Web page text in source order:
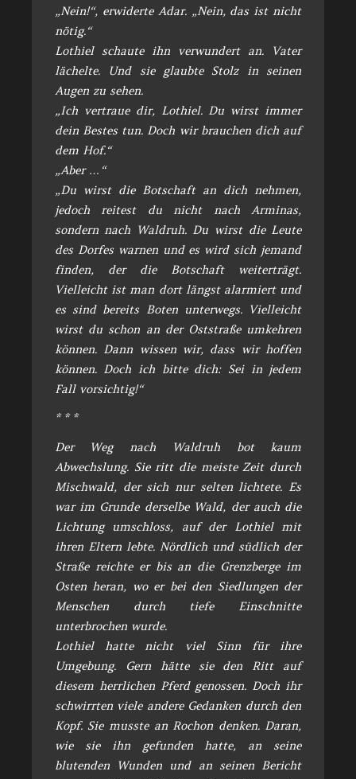
„Nein!“, erwiderte Adar. „Nein, das ist nicht
nötig.“
Lothiel schaute ihn verwundert an. Vater
lächelte. Und sie glaubte Stolz in seinen
Augen zu sehen.
„Ich vertraue dir, Lothiel. Du wirst immer
dein Bestes tun. Doch wir brauchen dich auf
dem Hof.“
„Aber …“
„Du wirst die Botschaft an dich nehmen,
jedoch reitest du nicht nach Arminas,
sondern nach Waldruh. Du wirst die Leute
des Dorfes warnen und es wird sich jemand
finden, der die Botschaft weiterträgt.
Vielleicht ist man dort längst alarmiert und
es sind bereits Boten unterwegs. Vielleicht
wirst du schon an der Oststraße umkehren
können. Dann wissen wir, dass wir hoffen
können. Doch ich bitte dich: Sei in jedem
Fall vorsichtig!“
* * *
Der Weg nach Waldruh bot kaum
Abwechslung. Sie ritt die meiste Zeit durch
Mischwald, der sich nur selten lichtete. Es
war im Grunde derselbe Wald, der auch die
Lichtung umschloss, auf der Lothiel mit
ihren Eltern lebte. Nördlich und südlich der
Straße reichte er bis an die Grenzberge im
Osten heran, wo er bei den Siedlungen der
Menschen durch tiefe Einschnitte
unterbrochen wurde.
Lothiel hatte nicht viel Sinn für ihre
Umgebung. Gern hätte sie den Ritt auf
diesem herrlichen Pferd genossen. Doch ihr
schwirrten viele andere Gedanken durch den
Kopf. Sie musste an Rochon denken. Daran,
wie sie ihn gefunden hatte, an seine
blutenden Wunden und an seinen Bericht